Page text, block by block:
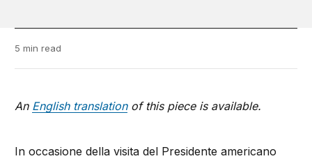
5 min read
An English translationof this piece is available.
In occasione della visita del Presidente americano